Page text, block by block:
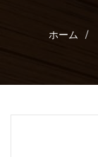
ホーム